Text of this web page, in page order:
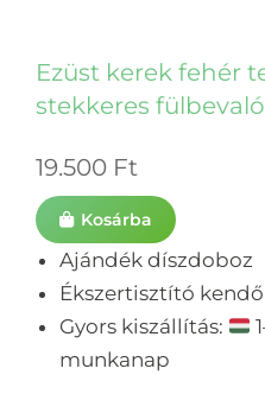
Ezüst kerek fehér
stekkeres fülbevaló
19.500 Ft
Kosárba
Ajándék díszdoboz
Ékszertisztító
Gyors kiszállítás:
munkanap